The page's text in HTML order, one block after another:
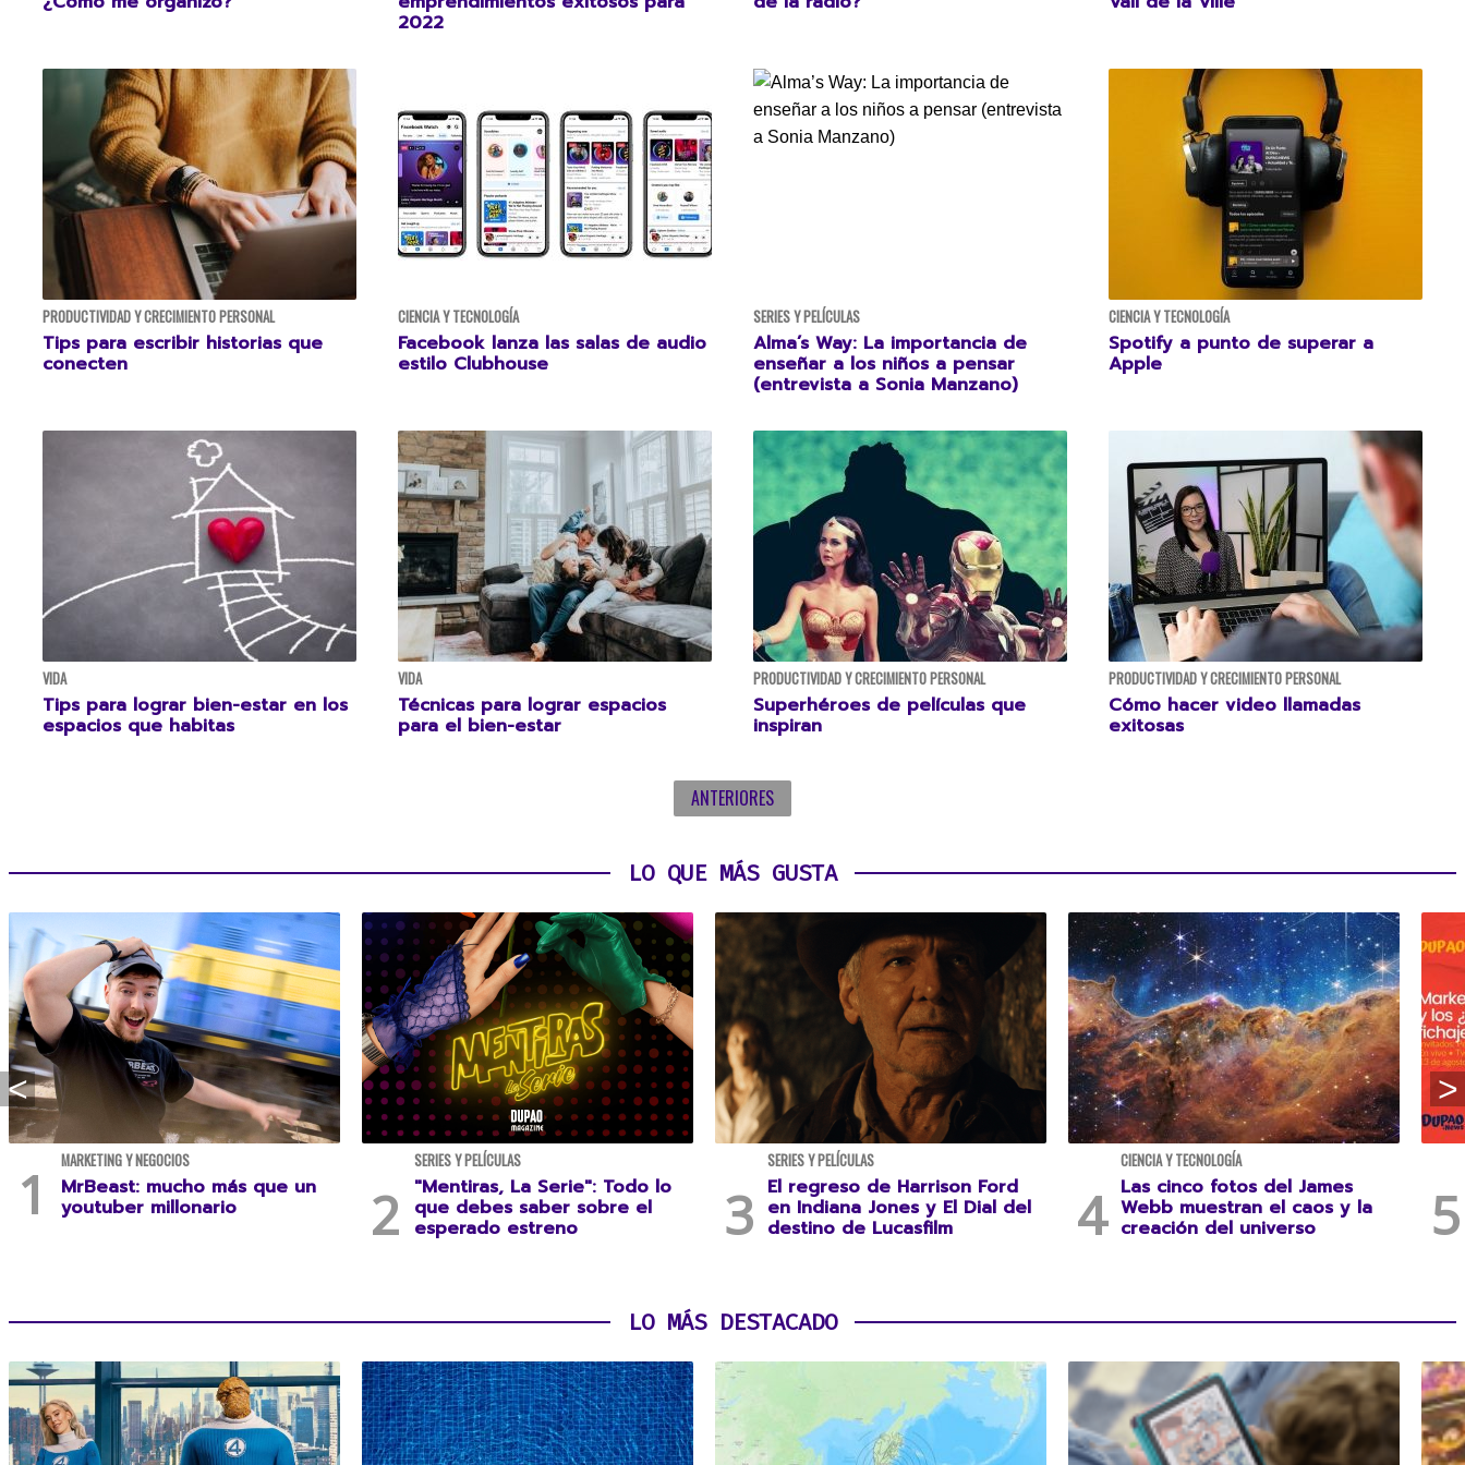
2022
PRODUCTIVIDAD Y CRECIMIENTO PERSONAL
Tips para escribir historias que
conecten
CIENCIA Y TECNOLOGÍA
Facebook lanza las salas de audio
estilo Clubhouse
SERIES Y PELÍCULAS
Alma’s Way: La importancia de
enseñar a los niños a pensar
(entrevista a Sonia Manzano)
CIENCIA Y TECNOLOGÍA
Spotify a punto de superar a
Apple
VIDA
Tips para lograr bien-estar en los
espacios que habitas
VIDA
Técnicas para lograr espacios
para el bien-estar
PRODUCTIVIDAD Y CRECIMIENTO PERSONAL
Superhéroes de películas que
inspiran
PRODUCTIVIDAD Y CRECIMIENTO PERSONAL
Cómo hacer video llamadas
exitosas
ANTERIORES
LO QUE MÁS GUSTA
MARKETING Y NEGOCIOS
MrBeast: mucho más que un
youtuber millonario
SERIES Y PELÍCULAS
"Mentiras, La Serie": Todo lo
que debes saber sobre el
esperado estreno
SERIES Y PELÍCULAS
El regreso de Harrison Ford
en Indiana Jones y El Dial del
destino de Lucasfilm
CIENCIA Y TECNOLOGÍA
Las cinco fotos del James
Webb muestran el caos y la
creación del universo
LO MÁS DESTACADO